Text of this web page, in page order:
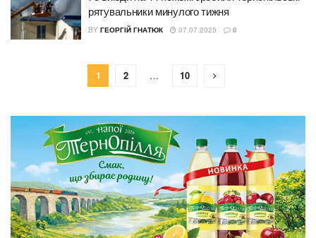
рятувальники минулого тижня
BY ГЕОРГІЙ ГНАТЮК 07.07.2025 0
1 2 … 10